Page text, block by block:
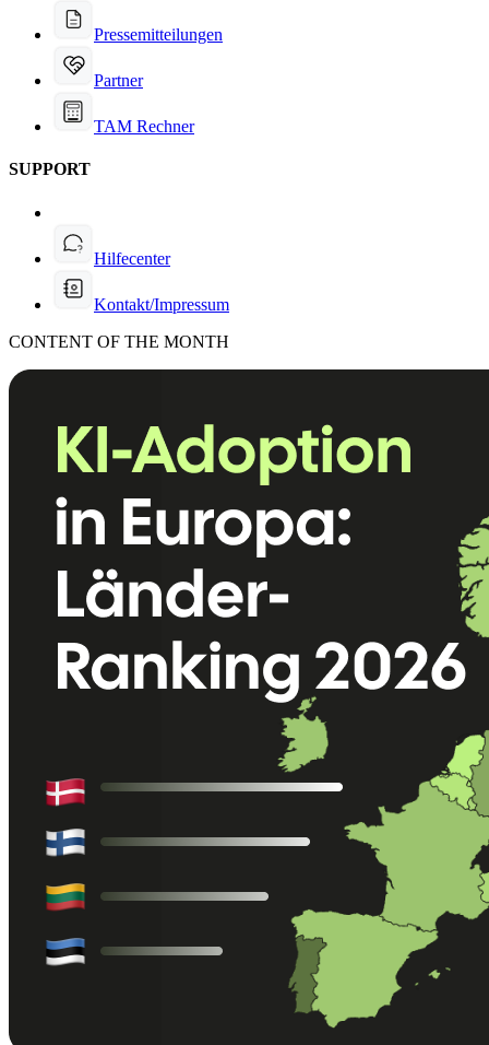
Pressemitteilungen
Partner
TAM Rechner
SUPPORT
Hilfecenter
Kontakt/Impressum
CONTENT OF THE MONTH